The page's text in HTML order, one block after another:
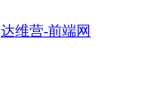
达维营-前端网